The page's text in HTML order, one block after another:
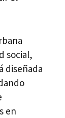
social,
diseñada
en